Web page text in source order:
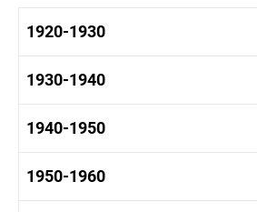
1920-1930
1920-1930 история
1920-1930 культура
1930-1940
1930-1940 история
1930-1940 культура
1940-1950
1940-1950 быт
1940-1950 промышленность
1950-1960